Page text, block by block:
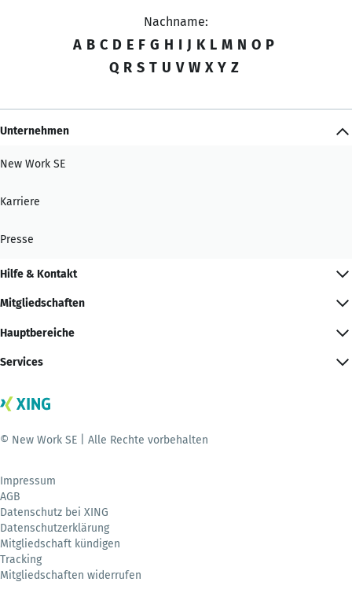
Nachname:
A B C D E F G H I J K L M N O P
Q R S T U V W X Y Z
Unternehmen
New Work SE
Karriere
Presse
Hilfe & Kontakt
Mitgliedschaften
Hauptbereiche
Services
© New Work SE | Alle Rechte vorbehalten
Impressum
AGB
Datenschutz bei XING
Datenschutzerklärung
Mitgliedschaft kündigen
Tracking
Mitgliedschaften widerrufen